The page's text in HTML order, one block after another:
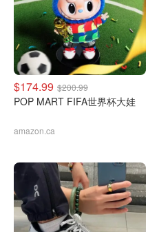
$174.99 $200.99
POP MART FIFA世界杯大娃
amazon.ca